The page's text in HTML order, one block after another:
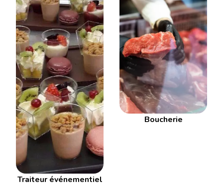
Traiteur événementiel
Boucherie